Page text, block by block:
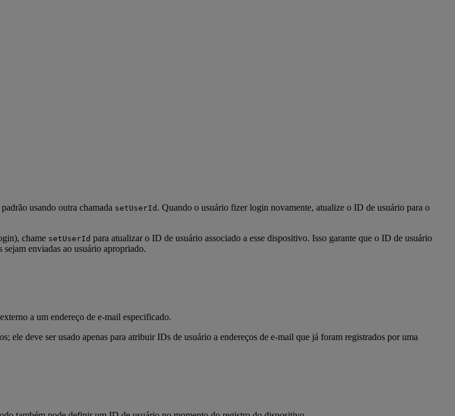
usando outra chamada setUserId . Quando o usuário fizer login novamente, atualize o ID de usuário para o
chame setUserId para atualizar o ID de usuário associado a esse dispositivo. Isso garante que o ID de usuário
enviadas ao usuário apropriado.
a um endereço de e-mail especificado.
ele deve ser usado apenas para atribuir IDs de usuário a endereços de e-mail que já foram registrados por uma